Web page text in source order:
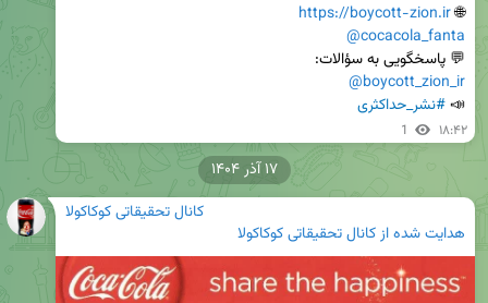
🌐
https://boycott-zion.ir
@cocacola_fanta
💬 پاسخگویی به سؤالات:
@boycott_zion_ir
📣 #نشر_حداکثری
1 ۱۸:۴۲
کانال تحقیقاتی کوکاکولا
هدایت شده ازکانال تحقیقاتی کوکاکولا
۱۷ آذر ۱۴۰۴